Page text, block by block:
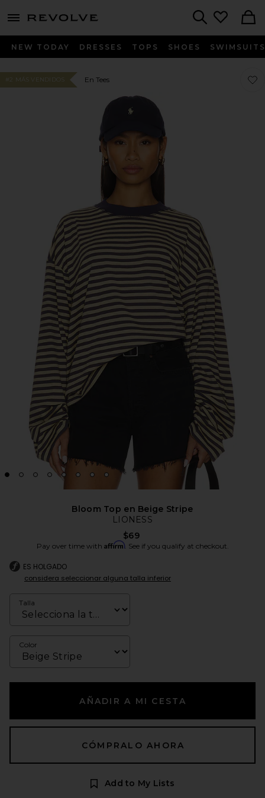
menu - shows more content
NEW TODAY DRESSES TOPS SHOES SWIMSUITS
#2 MÁS VENDIDOS En Tees
Bloom Top en Beige Stripe
LIONESS
$69
Pay over time with Affirm. See if you qualify at checkout.
ES HOLGADO
considera seleccionar alguna talla inferior
Talla
Color
AÑADIR A MI CESTA
CÓMPRALO AHORA
Add to My Lists